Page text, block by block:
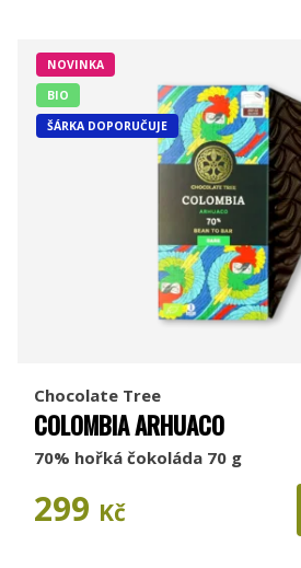
NOVINKA
BIO
ŠÁRKA DOPORUČUJE
Chocolate Tree
COLOMBIA ARHUACO
70% hořká čokoláda 70 g
299 Kč